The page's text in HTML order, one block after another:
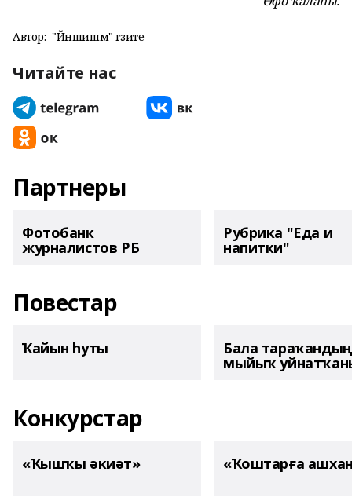
Автор: "Йәншишмә" гәзите
Читайте нас
Партнеры
Фотобанк
журналистов РБ
Рубрика "Еда и
напитки"
Повестар
Ҡайын һуты Бала тараҡандың
мыйыҡ
Конкурстар
«Ҡышҡы әкиәт» «Ҡоштарға